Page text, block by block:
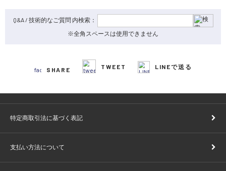
Q&A / 技術的なご質問 内検索：
※全角スペースは使用できません
SHARE TWEET LINEで送る
特定商取引法に基づく表記
支払い方法について